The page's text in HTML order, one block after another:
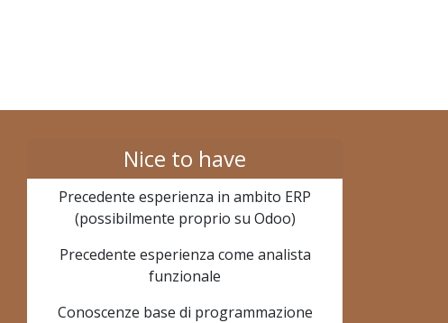
Nice to have
Precedente esperienza in ambito ERP
(possibilmente proprio su Odoo)
Precedente esperienza come analista
funzionale
Conoscenze base di programmazione